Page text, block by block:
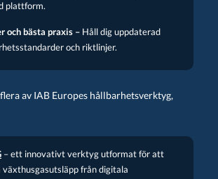
plattform.
och bästa praxis – Håll dig uppdaterad
och riktlinjer.
av IAB Europes hållbarhetsverktyg,
– ett innovativt verktyg utformat för att
från digitala